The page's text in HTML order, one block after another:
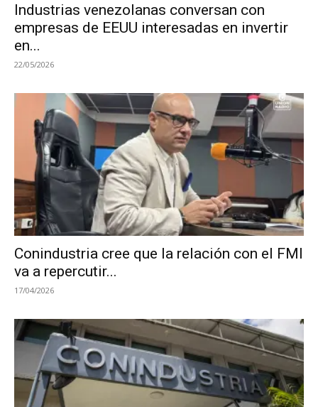
Industrias venezolanas conversan con
empresas de EEUU interesadas en invertir
en...
22/05/2026
Conindustria cree que la relación con el FMI
va a repercutir...
17/04/2026